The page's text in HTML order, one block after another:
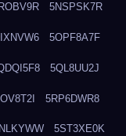
5NSPSK7R
5OPF8A7F
5QL8UU2J
5RP6DWR8
5ST3XE0K